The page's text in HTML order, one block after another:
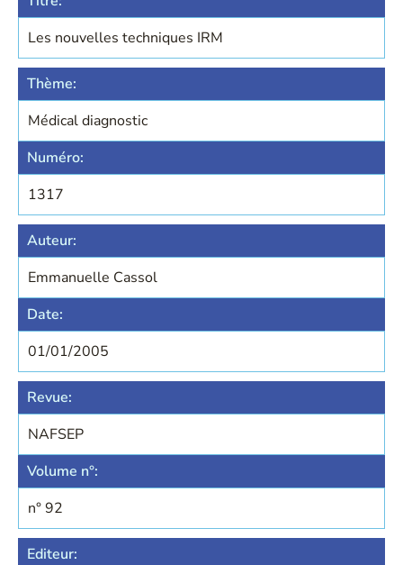
Les nouvelles techniques IRM
Thème:
Médical diagnostic
Numéro:
1317
Auteur:
Emmanuelle Cassol
Date:
01/01/2005
Revue:
NAFSEP
Volume n°:
n° 92
Editeur: